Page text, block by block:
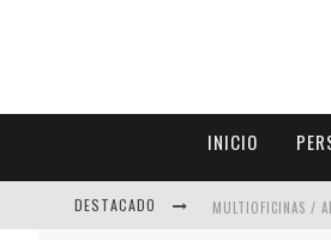
INICIO
DESTACADO MULTIOFICINAS /